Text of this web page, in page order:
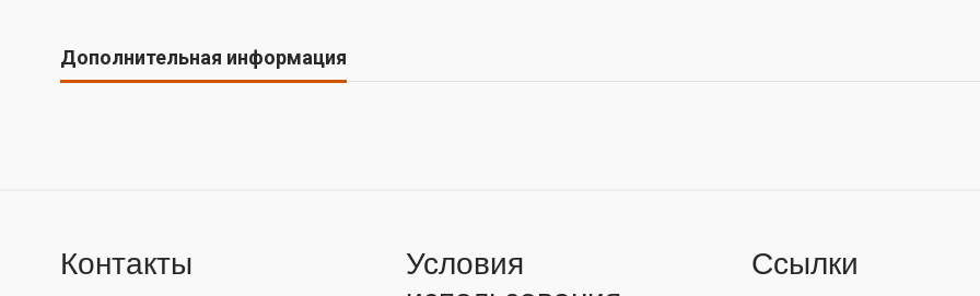
Дополнительная информация
Контакты
Условия
Ссылки